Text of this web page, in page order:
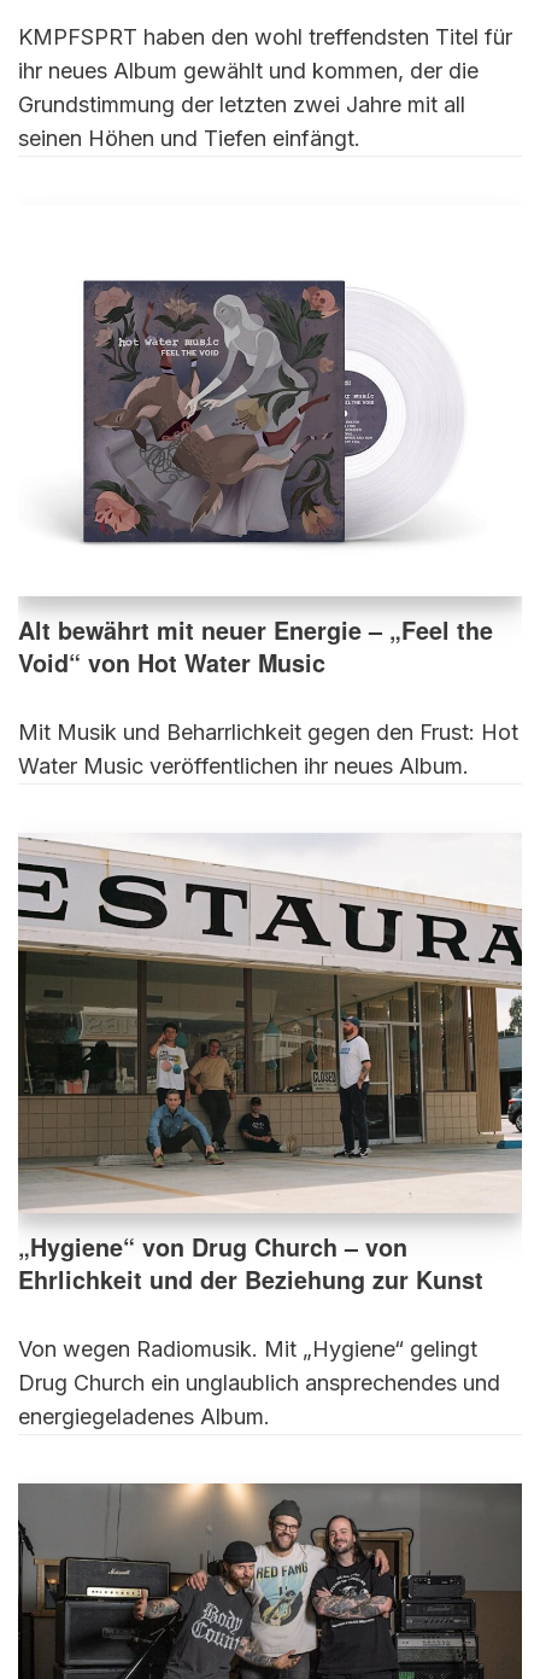
KMPFSPRT haben den wohl treffendsten Titel für
ihr neues Album gewählt und kommen, der die
Grundstimmung der letzten zwei Jahre mit all
seinen Höhen und Tiefen einfängt.
Alt bewährt mit neuer Energie – „Feel the
Void“ von Hot Water Music
Mit Musik und Beharrlichkeit gegen den Frust: Hot
Water Music veröffentlichen ihr neues Album.
„Hygiene“ von Drug Church – von
Ehrlichkeit und der Beziehung zur Kunst
Von wegen Radiomusik. Mit „Hygiene“ gelingt
Drug Church ein unglaublich ansprechendes und
energiegeladenes Album.